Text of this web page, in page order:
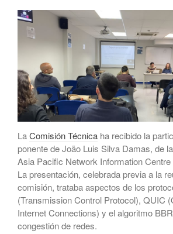
hacia la
redes, del
artificial
El
raíz J de
julio 2026
junio 2026
abril 2026
febrero
LaComisión Técnica ha recibido la
ponente de João Luis Silva Damas, de la
Asia Pacific Network Information
La presentación, celebrada previa a la
comisión, trataba aspectos de los
(Transmission Control Protocol), QUIC
Internet Connections) y el algoritmo
congestión de redes.